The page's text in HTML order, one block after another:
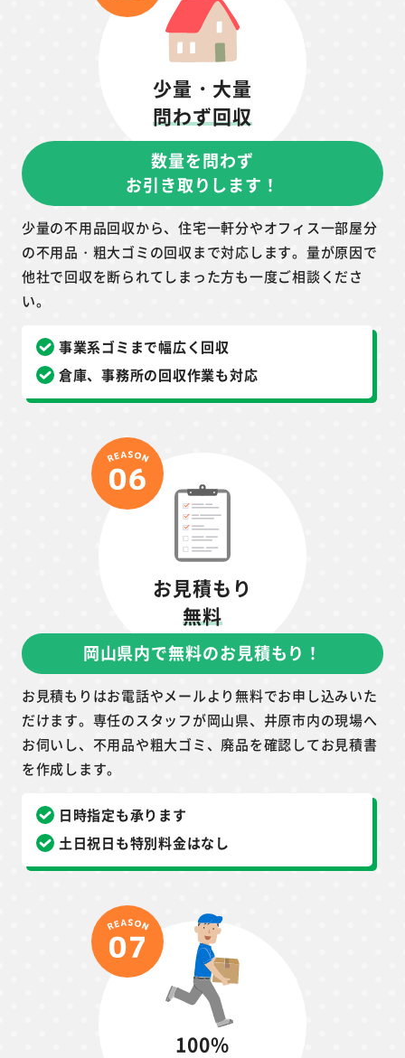
少量・大量
問わず回収
数量を問わず
お引き取りします！
少量の不用品回収から、住宅一軒分やオフィス一部屋分
の不用品・粗大ゴミの回収まで対応します。量が原因で
他社で回収を断られてしまった方も一度ご相談くださ
い。
事業系ゴミまで幅広く回収
倉庫、事務所の回収作業も対応
お見積もり
無料
岡山県内で無料のお見積もり！
お見積もりはお電話やメールより無料でお申し込みいた
だけます。専任のスタッフが岡山県、井原市内の現場へ
お伺いし、不用品や粗大ゴミ、廃品を確認してお見積書
を作成します。
日時指定も承ります
土日祝日も特別料金はなし
100%